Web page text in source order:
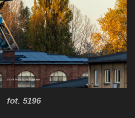
fot. 5196